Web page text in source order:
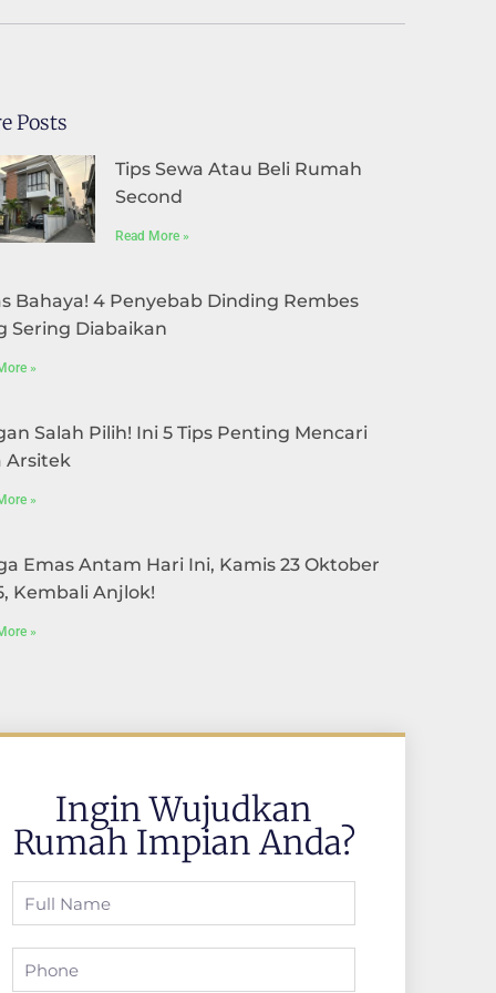
Posts
Tips Sewa Atau Beli Rumah
Second
Read More »
Bahaya! 4 Penyebab Dinding Rembes
Sering Diabaikan
»
Salah Pilih! Ini 5 Tips Penting Mencari
Arsitek
»
Emas Antam Hari Ini, Kamis 23 Oktober
Kembali Anjlok!
»
Ingin Wujudkan
Rumah Impian Anda?